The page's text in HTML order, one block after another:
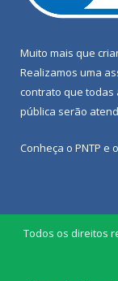
Muito mais que
Realizamos uma
contrato que todas
pública serão
Conheça o PNTP e o
Todos os direitos